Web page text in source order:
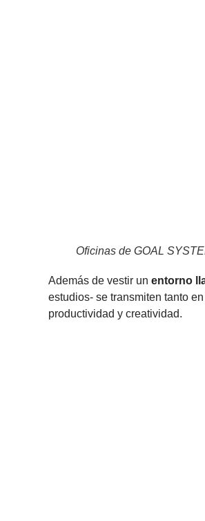
Oficinas de GOAL
Además de vestir un entorno
estudios- se transmiten tanto
productividad y creatividad.